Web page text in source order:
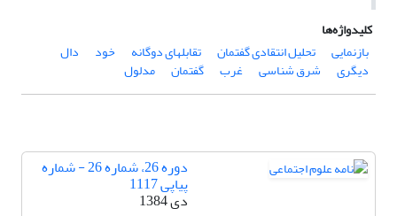
کلیدواژه‌ها
بازنمایی
تحلیل انتقادی گفتمان تقابلهای دوگانه خود دال
دیگری شرق شناسی غرب گفتمان مدلول
دوره 26، شماره 26 - شماره
پیاپی 1117
دی 1384